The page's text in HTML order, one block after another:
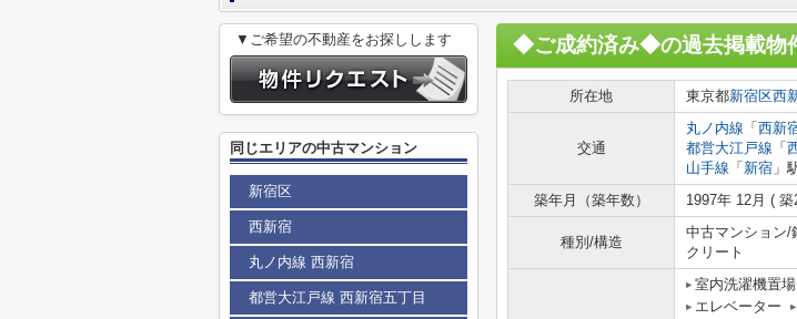
◆ご成約済み◆の過去掲載物
所在地 東京都新宿区西
交通
丸ノ内線 「 西新
都営大江戸線 「
山手線 「 新宿 」
築年月（築年数）
1997年 12月 ( 築
種別/構造
中古マンション/
クリート
室内洗濯機置場
エレベーター
▼ご希望の不動産をお探しします
同じエリアの中古マンション
新宿区
西新宿
丸ノ内線 西新宿
都営大江戸線 西新宿五丁目